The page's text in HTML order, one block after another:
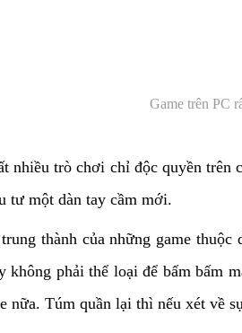
Game trên PC
nhiều trò chơi chỉ độc quyền trên
tư một dàn tay cầm mới.
thành của những game
không phải thể loại để bấm bấm
nữa. Túm quần lại thì nếu xét về